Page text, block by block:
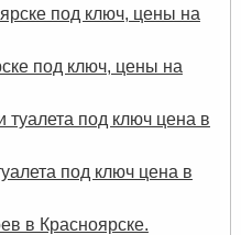
под ключ, цены на
под ключ цена в